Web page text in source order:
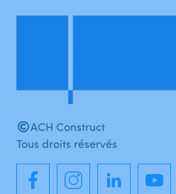
ACH Construct
Tous droits réservés